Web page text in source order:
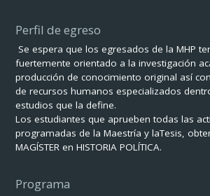
Perfil de egreso
Se espera que los egresados de la MHP
fuertemente orientado a la investigación
producción de conocimiento original así
de recursos humanos especializados
estudios que la define.
Los estudiantes que aprueben todas las
programadas de la Maestría y laTesis,
MAGÍSTER en HISTORIA POLÍTICA.
Programa